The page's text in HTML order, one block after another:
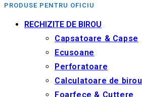
PRODUSE PENTRU OFICIU
RECHIZITE DE BIROU
Capsatoare & Capse
Ecusoane
Perforatoare
Calculatoare de birou
Foarfece & Cuttere